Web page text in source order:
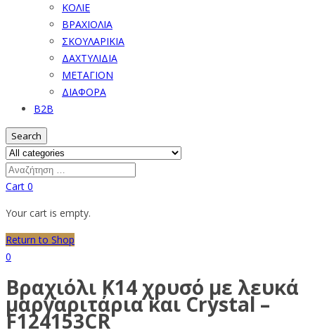
ΚΟΛΙΕ
ΒΡΑΧΙΟΛΙΑ
ΣΚΟΥΛΑΡΙΚΙΑ
ΔΑΧΤΥΛΙΔΙΑ
ΜΕΤΑΓΙΟΝ
ΔΙΑΦΟΡΑ
B2B
Search
Cart 0
Your cart is empty.
Return to Shop
0
Βραχιόλι Κ14 χρυσό με λευκά
μαργαριτάρια και Crystal –
F124153CR